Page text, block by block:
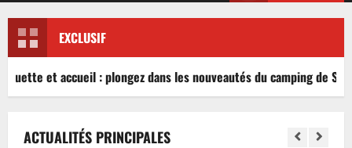
EXCLUSIF
et accueil : plongez dans les nouveautés du camping de
ACTUALITÉS PRINCIPALES